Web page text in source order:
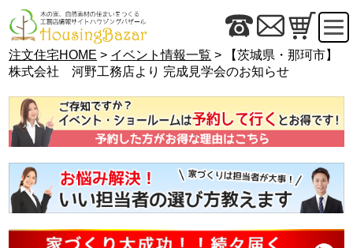
注文住宅HOME > イベント情報一覧 > 【茨城県・那珂市】
株式会社 河野工務店より 完成見学会のお知らせ